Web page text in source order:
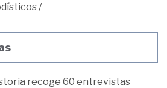
/
recoge 60 entrevistas